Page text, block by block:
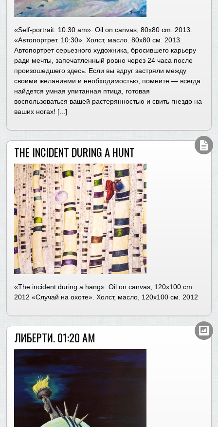
«Self-portrait. 10:30 am». Oil on canvas, 80х80 cm. 2013.
«Автопортрет. 10:30». Холст, масло. 80х80 см. 2013.
Автопортрет серьезного художника, бросившего карьеру
ради мечты, запечатленный ровно через 24 часа после
произошедшего здесь. Если вы вдруг застряли между
своими желаниями и необходимостью, помните — всегда
найдется умная упитанная птица, готовая
воспользоваться вашей растерянностью и свить гнездо на
ваших ногах! [...]
THE INCIDENT DURING A HUNT
«The incident during a hang». Oil on canvas, 120х100 cm.
2012 «Случай на охоте». Холст, масло, 120х100 см. 2012
ЛИБЕРТИ. 01:20 AM